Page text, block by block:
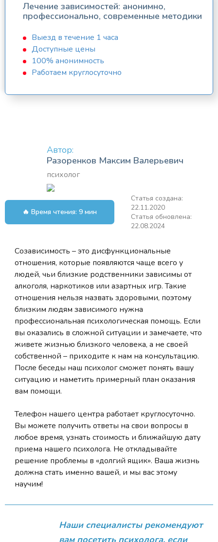
Лечение зависимостей: анонимно,
профессионально, современные методики
Выезд в течение 1 часа
Доступные цены
100% анонимность
Работаем круглосуточно
Автор:
Разоренков Максим Валерьевич
психолог
🔥 Время чтения: 9 мин
Статья создана:
22.11.2020
Статья обновлена:
22.08.2024
Созависимость – это дисфункциональные
отношения, которые появляются чаще всего у
людей, чьи близкие родственники зависимы от
алкоголя, наркотиков или азартных игр. Такие
отношения нельзя назвать здоровыми, поэтому
близким людям зависимого нужна
профессиональная психологическая помощь. Если
вы оказались в сложной ситуации и замечаете, что
живете жизнью близкого человека, а не своей
собственной – приходите к нам на консультацию.
После беседы наш психолог сможет понять вашу
ситуацию и наметить примерный план оказания
вам помощи.
Телефон нашего центра работает круглосуточно.
Вы можете получить ответы на свои вопросы в
любое время, узнать стоимость и ближайшую дату
приема нашего психолога. Не откладывайте
решение проблемы в «долгий ящик». Ваша жизнь
должна стать именно вашей, и мы вас этому
научим!
Наши специалисты рекомендуют
вам посетить психолога, если